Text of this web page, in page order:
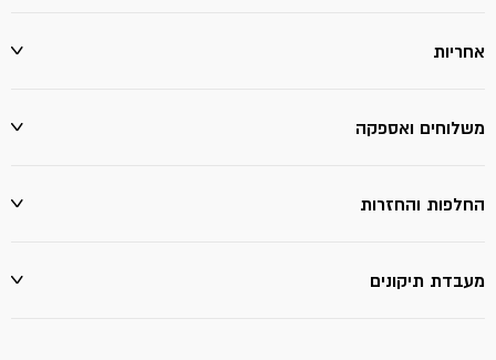
אחריות
משלוחים ואספקה
החלפות והחזרות
מעבדת תיקונים